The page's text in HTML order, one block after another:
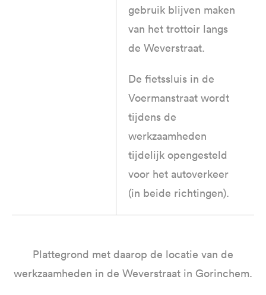
gebruik blijven maken
van het trottoir langs
de Weverstraat.
De fietssluis in de
Voermanstraat wordt
tijdens de
werkzaamheden
tijdelijk opengesteld
voor het autoverkeer
(in beide richtingen).
Plattegrond met daarop de locatie van de
werkzaamheden in de Weverstraat in Gorinchem.